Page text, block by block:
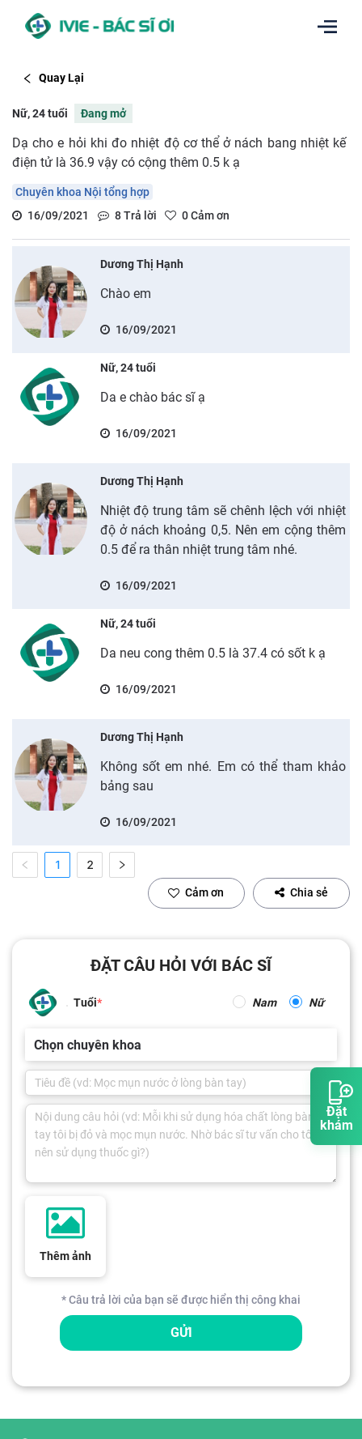
Đặt
khám
Quay Lại
Nữ, 24 tuổi Đang mở
Dạ cho e hỏi khi đo nhiệt độ cơ thể ở nách bang nhiệt kế
điện tử là 36.9 vậy có cộng thêm 0.5 k ạ
Chuyên khoa Nội tổng hợp
16/09/2021
8Trả lời 0Cảm ơn
Dương Thị Hạnh
Chào em
16/09/2021
Nữ, 24 tuổi
Da e chào bác sĩ ạ
16/09/2021
Dương Thị Hạnh
Nhiệt độ trung tâm sẽ chênh lệch với nhiệt
độ ở nách khoảng 0,5. Nên em cộng thêm
0.5 để ra thân nhiệt trung tâm nhé.
16/09/2021
Nữ, 24 tuổi
Da neu cong thêm 0.5 là 37.4 có sốt k ạ
16/09/2021
Dương Thị Hạnh
Không sốt em nhé. Em có thể tham khảo
bảng sau
16/09/2021
1 2
Cảm ơn Chia sẻ
ĐẶT CÂU HỎI VỚI BÁC SĨ
Tuổi Nam Nữ
Chọn chuyên khoa
Thêm ảnh
* Câu trả lời của bạn sẽ được hiển thị công khai
GỬI